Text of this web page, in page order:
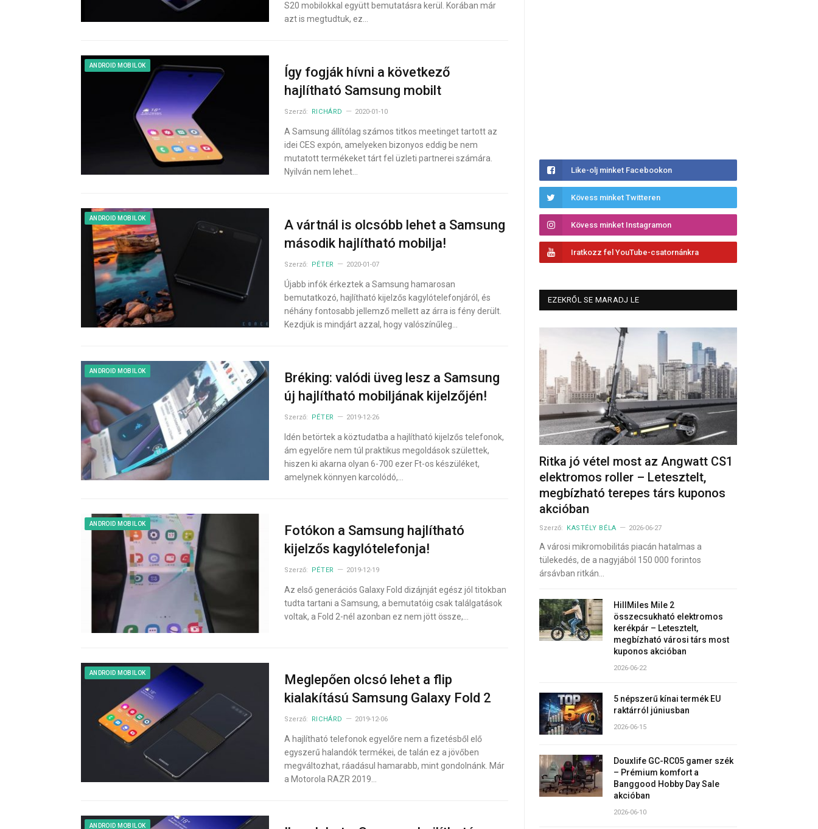
S20 mobilokkal együtt bemutatásra kerül. Korában már
azt is megtudtuk, ez…
ANDROID MOBILOK
Így fogják hívni a következő
hajlítható Samsung mobilt
Szerző: RICHÁRD 2020-01-10
A Samsung állítólag számos titkos meetinget tartott az
idei CES expón, amelyeken bizonyos eddig be nem
mutatott termékeket tárt fel üzleti partnerei számára.
Nyilván nem lehet…
ANDROID MOBILOK
A vártnál is olcsóbb lehet a Samsung
második hajlítható mobilja!
Szerző: PÉTER 2020-01-07
Újabb infók érkeztek a Samsung hamarosan
bemutatkozó, hajlítható kijelzős kagylótelefonjáról, és
néhány fontosabb jellemző mellett az árra is fény derült.
Kezdjük is mindjárt azzal, hogy valószínűleg…
ANDROID MOBILOK
Bréking: valódi üveg lesz a Samsung
új hajlítható mobiljának kijelzőjén!
Szerző: PÉTER 2019-12-26
Idén betörtek a köztudatba a hajlítható kijelzős telefonok,
ám egyelőre nem túl praktikus megoldások születtek,
hiszen ki akarna olyan 6-700 ezer Ft-os készüléket,
amelynek könnyen karcolódó,…
ANDROID MOBILOK
Fotókon a Samsung hajlítható
kijelzős kagylótelefonja!
Szerző: PÉTER 2019-12-19
Az első generációs Galaxy Fold dizájnját egész jól titokban
tudta tartani a Samsung, a bemutatóig csak találgatások
voltak, a Fold 2-nél azonban ez nem jött össze,…
ANDROID MOBILOK
Meglepően olcsó lehet a flip
kialakítású Samsung Galaxy Fold 2
Szerző: RICHÁRD 2019-12-06
A hajlítható telefonok egyelőre nem a fizetésből elő
egyszerű halandók termékei, de talán ez a jövőben
megváltozhat, ráadásul hamarabb, mint gondolnánk. Már
a Motorola RAZR 2019…
ANDROID MOBILOK
Like-olj minket Facebookon
Kövess minket Twitteren
Kövess minket Instagramon
Iratkozz fel YouTube-csatornánkra
EZEKRŐL SE MARADJ LE
Ritka jó vétel most az Angwatt CS1
elektromos roller – Letesztelt,
megbízható terepes társ kuponos
akcióban
Szerző: KASTÉLY BÉLA 2026-06-27
A városi mikromobilitás piacán hatalmas a
tülekedés, de a nagyjából 150 000 forintos
ársávban ritkán…
HillMiles Mile 2
összecsukható elektromos
kerékpár – Letesztelt,
megbízható városi társ most
kuponos akcióban
2026-06-22
5 népszerű kínai termék EU
raktárról júniusban
2026-06-15
Douxlife GC-RC05 gamer szék
– Prémium komfort a
Banggood Hobby Day Sale
akcióban
2026-06-10